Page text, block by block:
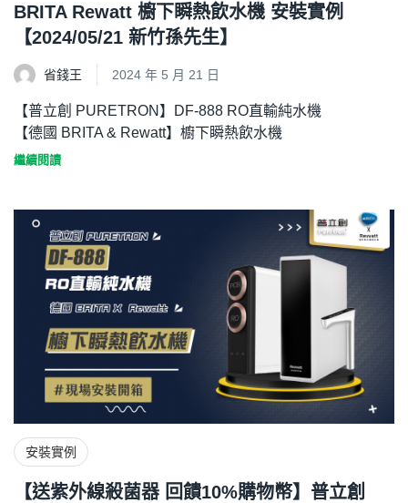
BRITA Rewatt 櫥下瞬熱飲水機 安裝實例
【2024/05/21 新竹孫先生】
省錢王 2024 年 5 月 21 日
【普立創 PURETRON】DF-888 RO直輸純水機
【德國 BRITA & Rewatt】櫥下瞬熱飲水機
繼續閱讀
安裝實例
【送紫外線殺菌器 回饋10%購物幣】普立創